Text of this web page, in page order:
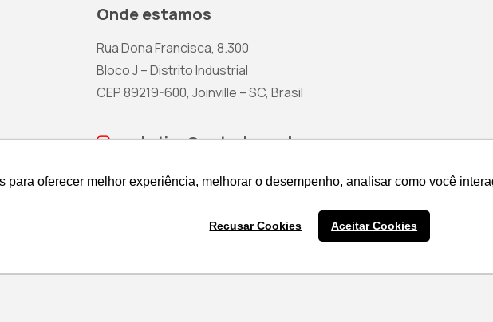
para oferecer melhor experiência, melhorar o desempenho, analisar como você
Recusar Cookies Aceitar Cookies
para oferecer melhor experiência, melhorar o desempenho, analisar como você
Recusar Cookies Aceitar Cookies
Onde estamos
Rua Dona Francisca, 8.300
Bloco J – Distrito Industrial
CEP 89219-600, Joinville – SC, Brasil
marketing@wetzel.com.br